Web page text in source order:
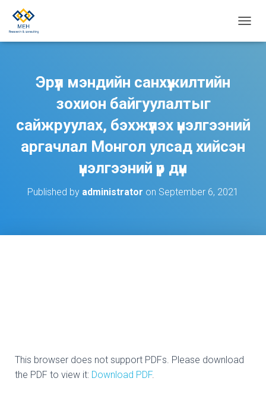
O
V
I
G
A
Эрүүл мэндийн санхүүжилтийн
зохион байгуулалтыг
сайжруулах, бэхжүүлэх үнэлгээний
аргачлал Монгол улсад хийсэн
үнэлгээний үр дүн
Published by administrator on September 6, 2021
This browser does not support PDFs. Please download
the PDF to view it: Download PDF.